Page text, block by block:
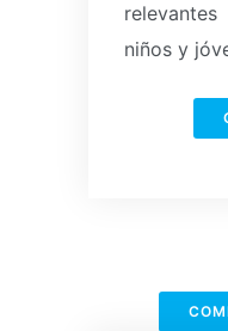
niños y